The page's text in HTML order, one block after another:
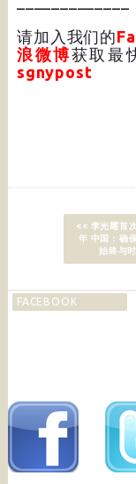
请加入我们的
浪微博获取最
sgnypost
<< 李光耀首
年 中国：确
始终与
FACEBOOK